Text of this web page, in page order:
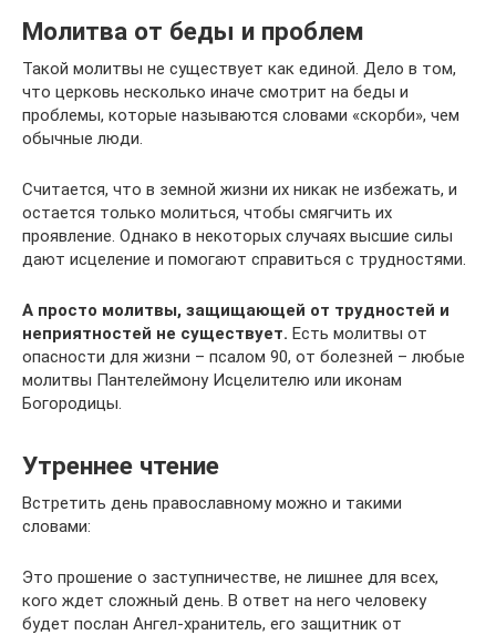
Молитва от беды и проблем
Такой молитвы не существует как единой. Дело в том,
что церковь несколько иначе смотрит на беды и
проблемы, которые называются словами «скорби», чем
обычные люди.
Считается, что в земной жизни их никак не избежать, и
остается только молиться, чтобы смягчить их
проявление. Однако в некоторых случаях высшие силы
дают исцеление и помогают справиться с трудностями.
А просто молитвы, защищающей от трудностей и
неприятностей не существует. Есть молитвы от
опасности для жизни – псалом 90, от болезней – любые
молитвы Пантелеймону Исцелителю или иконам
Богородицы.
Утреннее чтение
Встретить день православному можно и такими
словами:
Это прошение о заступничестве, не лишнее для всех,
кого ждет сложный день. В ответ на него человеку
будет послан Ангел-хранитель, его защитник от